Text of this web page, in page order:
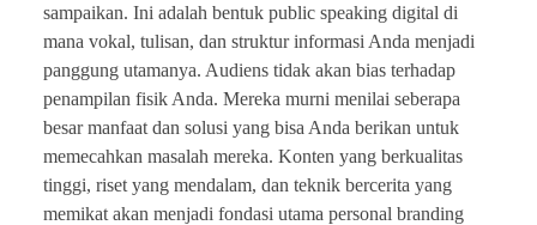
sampaikan. Ini adalah bentuk public speaking digital di
mana vokal, tulisan, dan struktur informasi Anda menjadi
panggung utamanya. Audiens tidak akan bias terhadap
penampilan fisik Anda. Mereka murni menilai seberapa
besar manfaat dan solusi yang bisa Anda berikan untuk
memecahkan masalah mereka. Konten yang berkualitas
tinggi, riset yang mendalam, dan teknik bercerita yang
memikat akan menjadi fondasi utama personal branding